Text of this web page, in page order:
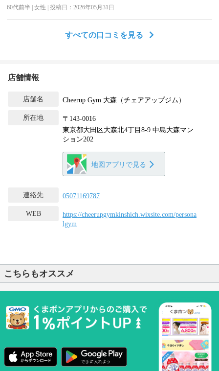
60代前半 | 女性 | 投稿日：2026年05月31日
すべての口コミを見る
店舗情報
店舗名 Cheerup Gym 大森（チェアアップジム）
所在地
〒143-0016
東京都大田区大森北4丁目8-9 中島大森マン
ション202
地図アプリで見る
連絡先 05071169787
WEB
https://cheerupgymkinshich.wixsite.com/persona
lgym
こちらもオススメ